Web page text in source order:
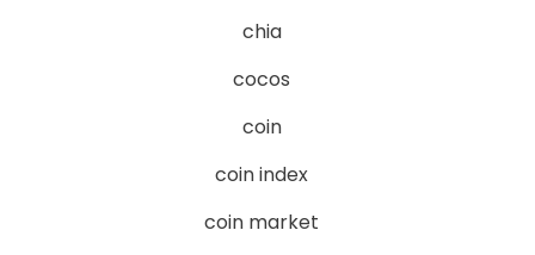
chia
cocos
coin
coin index
coin market